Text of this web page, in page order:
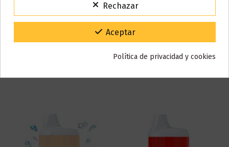
Reseñas (0)
Código:VACACIONES15
Gracias por tu paciencia y por seguir confiando en nosotros.
Rechazar
Aceptar
Política de privacidad y cookies